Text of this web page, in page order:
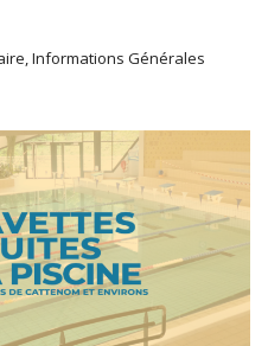
Informations Générales